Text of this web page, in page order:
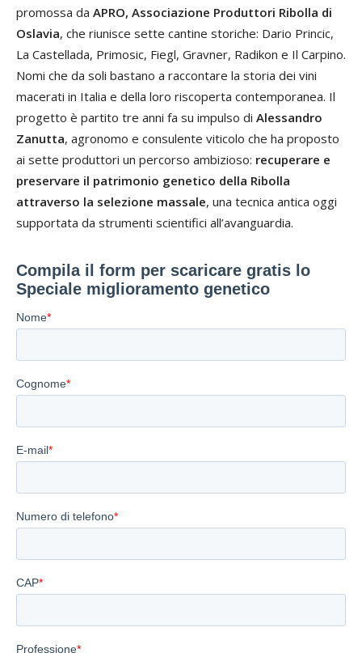
promossa da APRO, Associazione Produttori Ribolla di
Oslavia, che riunisce sette cantine storiche: Dario Princic,
La Castellada, Primosic, Fiegl, Gravner, Radikon e Il Carpino.
Nomi che da soli bastano a raccontare la storia dei vini
macerati in Italia e della loro riscoperta contemporanea. Il
progetto è partito tre anni fa su impulso di Alessandro
Zanutta, agronomo e consulente viticolo che ha proposto
ai sette produttori un percorso ambizioso: recuperare e
preservare il patrimonio genetico della Ribolla
attraverso la selezione massale, una tecnica antica oggi
supportata da strumenti scientifici all’avanguardia.